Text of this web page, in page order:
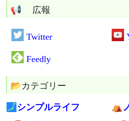
🏡 空き家処分を無料でお手
まとめページ
🔰 はじめに
🍲食：手間と食費が最低限の
🗾住：何もないスカスカの